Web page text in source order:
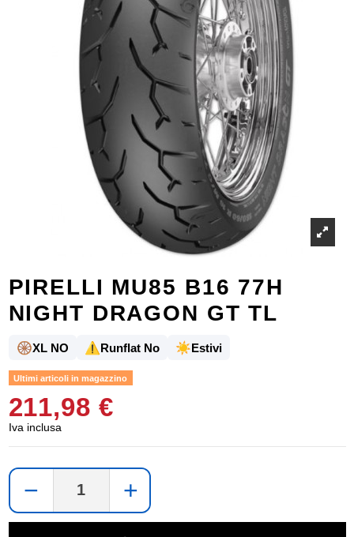
PIRELLI MU85 B16 77H
NIGHT DRAGON GT TL
🛞XL NO ⚠️Runflat No ☀️Estivi
Ultimi articoli in magazzino
211,98 €
Iva inclusa
− +